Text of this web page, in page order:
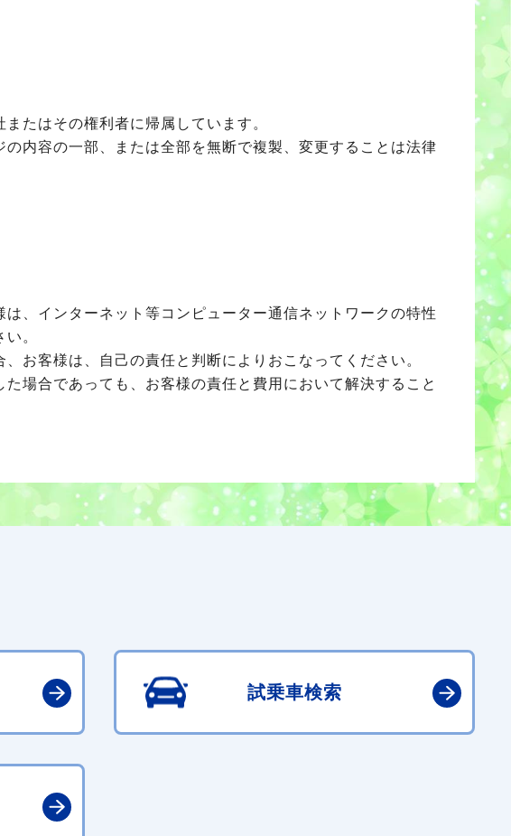
たはその権利者に帰属しています。
内容の一部、または全部を無断で複製、変更することは法律
、インターネット等コンピューター通信ネットワークの特性
。
お客様は、自己の責任と判断によりおこなってください。
場合であっても、お客様の責任と費用において解決すること
試乗車検索